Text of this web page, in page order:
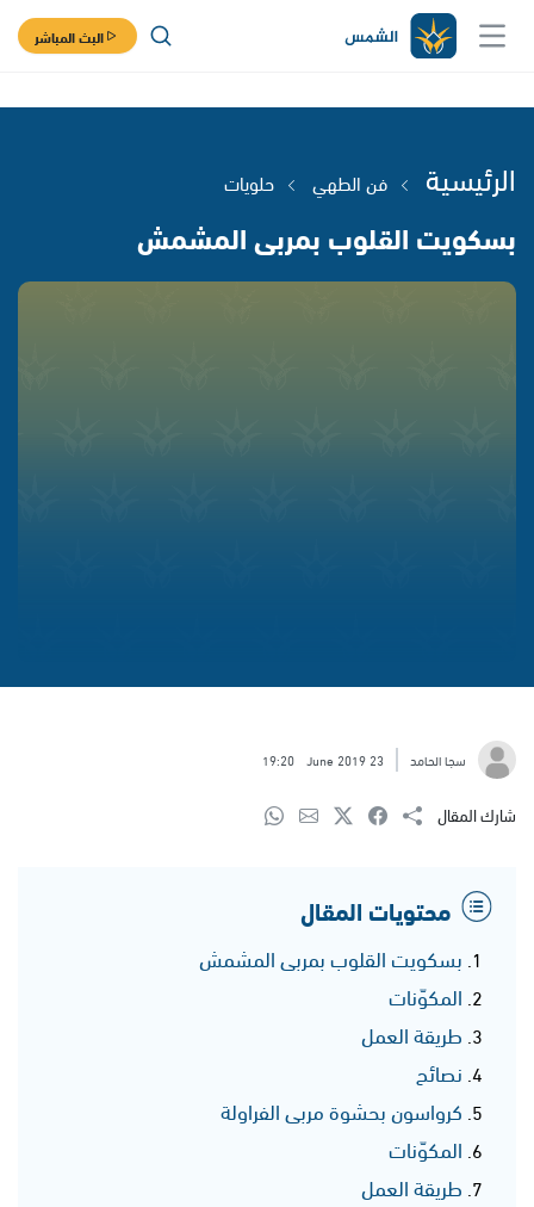
البث المباشر
الرئيسية فن الطهي حلويات
بسكويت القلوب بمربى المشمش
سجا الحامد 23 June 2019
19:20
شارك المقال
محتويات المقال
بسكويت القلوب بمربى المشمش
المكوّنات
طريقة العمل
نصائح
كرواسون بحشوة مربى الفراولة
المكوّنات
طريقة العمل